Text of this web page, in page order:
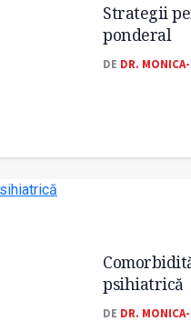
Strategii
ponderal
DE DR.
psihiatrică
DE DR.